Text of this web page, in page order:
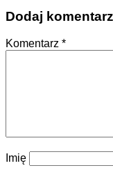
Dodaj komentarz
Komentarz *
Imię